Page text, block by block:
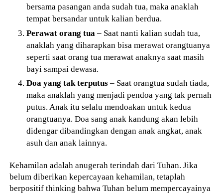
bersama pasangan anda sudah tua, maka anaklah
tempat bersandar untuk kalian berdua.
Perawat orang tua – Saat nanti kalian sudah tua,
anaklah yang diharapkan bisa merawat orangtuanya
seperti saat orang tua merawat anaknya saat masih
bayi sampai dewasa.
Doa yang tak terputus – Saat orangtua sudah tiada,
maka anaklah yang menjadi pendoa yang tak pernah
putus. Anak itu selalu mendoakan untuk kedua
orangtuanya. Doa sang anak kandung akan lebih
didengar dibandingkan dengan anak angkat, anak
asuh dan anak lainnya.
Kehamilan adalah anugerah terindah dari Tuhan. Jika
belum diberikan kepercayaan kehamilan, tetaplah
berpositif thinking bahwa Tuhan belum mempercayainya